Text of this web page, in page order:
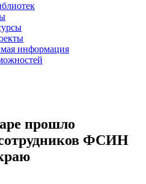
информация
прошло
ФСИН